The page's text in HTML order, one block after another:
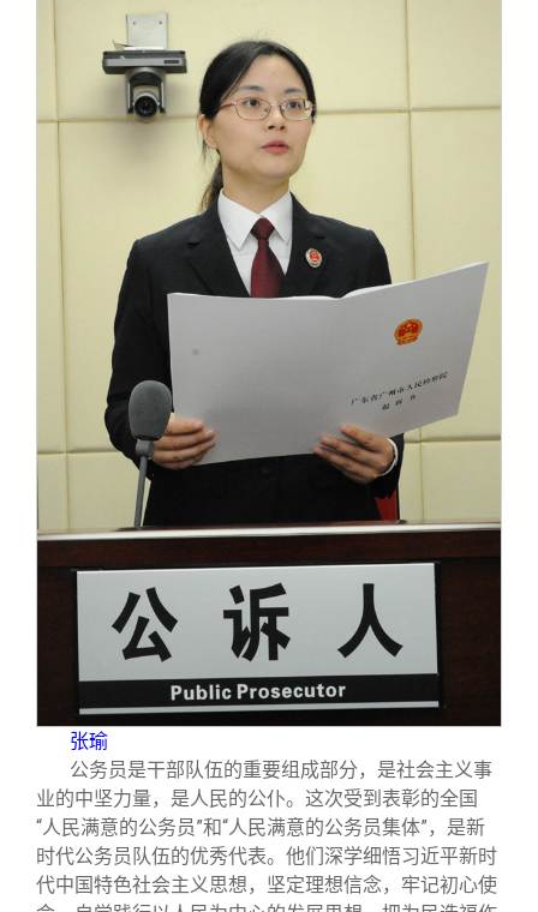
张瑜
公务员是干部队伍的重要组成部分，是社会主义事
业的中坚力量，是人民的公仆。这次受到表彰的全国
“人民满意的公务员”和“人民满意的公务员集体”，是新
时代公务员队伍的优秀代表。他们深学细悟习近平新时
代中国特色社会主义思想，坚定理想信念，牢记初心使